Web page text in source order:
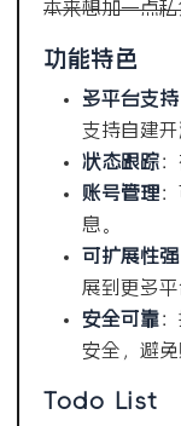
本来想加一点
功能特色
多平台支持
支持自建开
状态跟踪
账号管理
息。
可扩展性强
展到更多平
安全可靠
安全，避免
Todo List